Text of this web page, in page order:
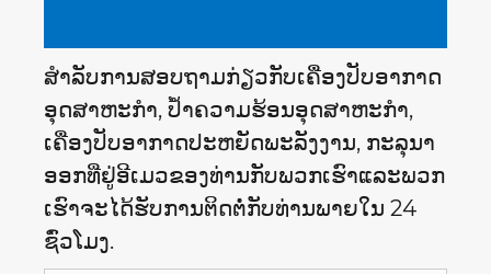
ສໍາ​ລັບ​ການ​ສອບ​ຖາມ​ກ່ຽວ​ກັບ​ເຄື່ອງ​ປັບ​ອາ​ກາດ​
ອຸດ​ສາ​ຫະ​ກໍາ​, ປ້ຳ​ຄວາມ​ຮ້ອນ​ອຸດ​ສາ​ຫະ​ກໍາ​,
ເຄື່ອງ​ປັບ​ອາ​ກາດ​ປະ​ຫຍັດ​ພະ​ລັງ​ງານ​, ກະ​ລຸ​ນາ​
ອອກ​ທີ່​ຢູ່​ອີ​ເມວ​ຂອງ​ທ່ານ​ກັບ​ພວກ​ເຮົາ​ແລະ​ພວກ​
ເຮົາ​ຈະ​ໄດ້​ຮັບ​ການ​ຕິດ​ຕໍ່​ກັບ​ທ່ານ​ພາຍ​ໃນ 24
ຊົ່ວ​ໂມງ​.